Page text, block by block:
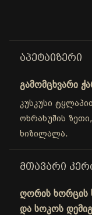
ᲐᲞᲔᲢᲐᲘᲖᲔᲠᲘ
გამომცხვარი
კუსკუსი
ოხრახუშის
ხიზილალა.
ᲛᲗᲐᲕᲐᲠᲘ
ღორის ხორცის
და სოკოს